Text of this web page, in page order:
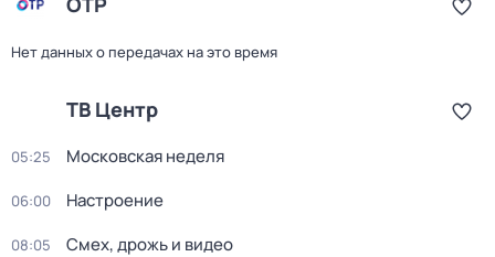
Нет данных о передачах на это время
ТВ Центр
05:25 Московская неделя
06:00 Настроение
08:05 Смех, дрожь и видео